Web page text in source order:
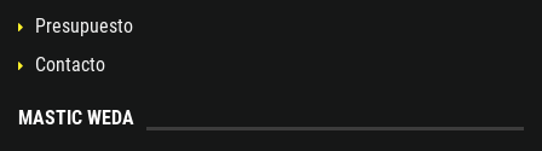
Presupuesto
Contacto
MASTIC WEDA